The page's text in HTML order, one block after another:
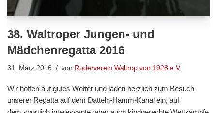
38. Waltroper Jungen- und
Mädchenregatta 2016
31. März 2016 von Ruderverein Waltrop von 1928 e.V.
Wir hoffen auf gutes Wetter und laden herzlich zum Besuch
unserer Regatta auf dem Datteln-Hamm-Kanal ein, auf